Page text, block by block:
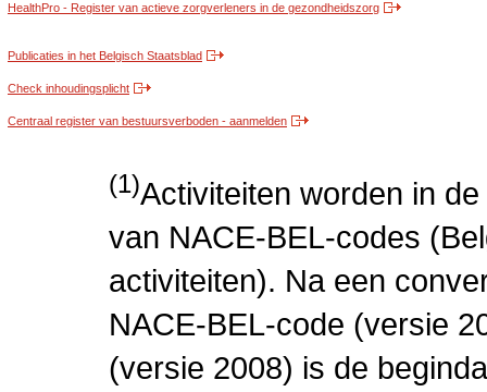
HealthPro - Register van actieve zorgverleners in de gezondheidszorg
Publicaties in het Belgisch Staatsblad
Check inhoudingsplicht
Centraal register van bestuursverboden - aanmelden
(1)Activiteiten worden in
van NACE-BEL-codes
activiteiten). Na een
NACE-BEL-code (versie
(versie 2008) is de